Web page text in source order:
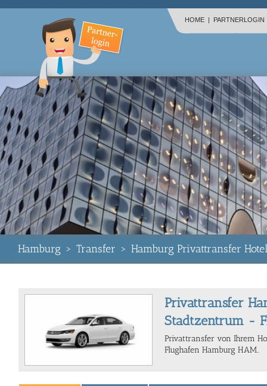
HOME | PARTNERLOGIN
Hamburg > Transfer > Hamburg Privattransfer
Privattransfer
Stadtzentrum -
Privattransfer von Ihrem
Flughafen Hamburg HAM..